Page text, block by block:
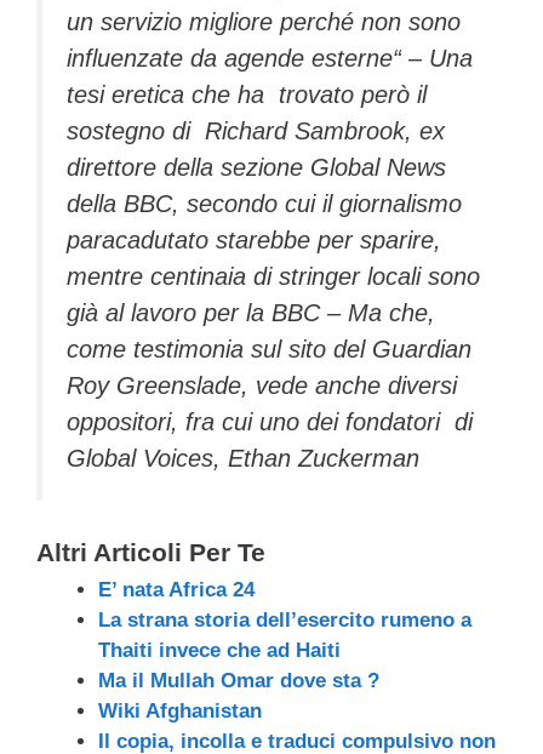
un servizio migliore perché non sono
influenzate da agende esterne“ – Una
tesi eretica che ha trovato però il
sostegno di Richard Sambrook, ex
direttore della sezione Global News
della BBC, secondo cui il giornalismo
paracadutato starebbe per sparire,
mentre centinaia di stringer locali sono
già al lavoro per la BBC – Ma che,
come testimonia sul sito del Guardian
Roy Greenslade, vede anche diversi
oppositori, fra cui uno dei fondatori di
Global Voices, Ethan Zuckerman
Altri Articoli Per Te
E’ nata Africa 24
La strana storia dell’esercito rumeno a
Thaiti invece che ad Haiti
Ma il Mullah Omar dove sta ?
Wiki Afghanistan
Il copia, incolla e traduci compulsivo non